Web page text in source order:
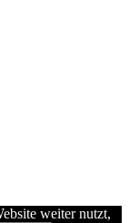
weiter nutzt,